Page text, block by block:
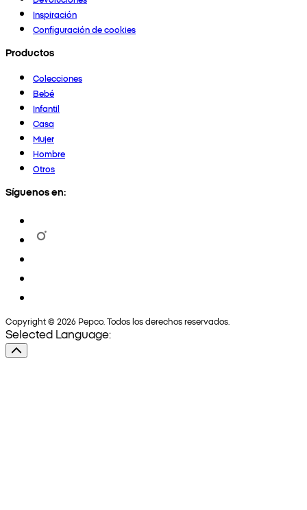
Inspiración
Configuración de cookies
Productos
Colecciones
Bebé
Infantil
Casa
Mujer
Hombre
Otros
Síguenos en:
Copyright © 2026 Pepco. Todos los derechos reservados.
Selected Language: